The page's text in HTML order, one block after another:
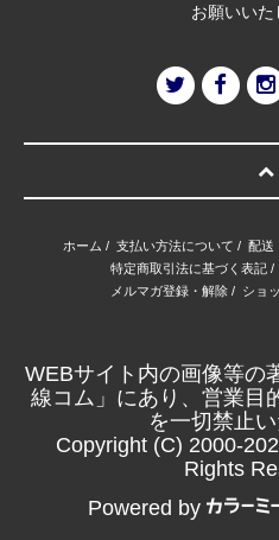
お願いいた
ホーム / 支払い方法について / 配送
特定商取引法に基づく表記/
メルマガ登録・解除 / ショ
WEBサイト内の画像等の
線コム」にあり、営業目
を一切禁止い
Copyright (C) 2000-
Rights
Powered by